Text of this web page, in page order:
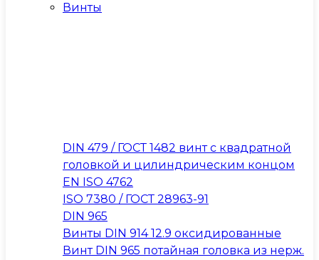
Винты
DIN 479 / ГОСТ 1482 винт с квадратной
головкой и цилиндрическим концом
EN ISO 4762
ISO 7380 / ГОСТ 28963-91
DIN 965
Винты DIN 914 12.9 оксидированные
Винт DIN 965 потайная головка из нерж.